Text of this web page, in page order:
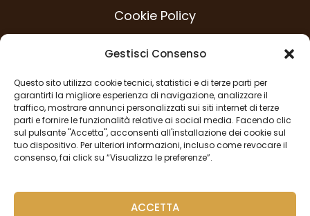
Gestisci Consenso
Questo sito utilizza cookie tecnici, statistici e di terze parti per
garantirti la migliore esperienza di navigazione, analizzare il
traffico, mostrare annunci personalizzati sui siti internet di terze
parti e fornire le funzionalità relative ai social media. Facendo clic
sul pulsante "Accetta", acconsenti all'installazione dei cookie sul
tuo dispositivo. Per ulteriori informazioni, incluso come revocare il
consenso, fai click su “Visualizza le preferenze”.
ACCETTA
Cookie Policy
Whistleblowing Procedure
Privacy Policy